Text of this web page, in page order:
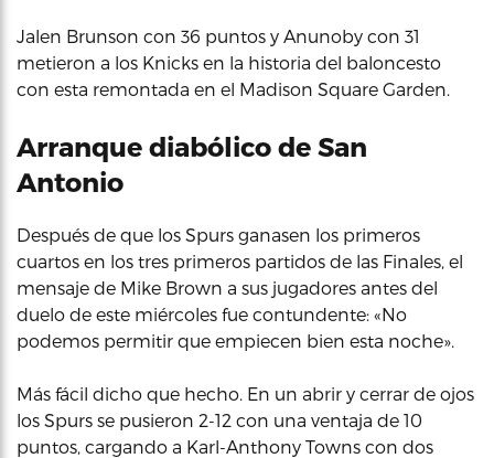
Jalen Brunson con 36 puntos y Anunoby con 31
metieron a los Knicks en la historia del baloncesto
con esta remontada en el Madison Square Garden.
Arranque diabólico de San
Antonio
Después de que los Spurs ganasen los primeros
cuartos en los tres primeros partidos de las Finales, el
mensaje de Mike Brown a sus jugadores antes del
duelo de este miércoles fue contundente: «No
podemos permitir que empiecen bien esta noche».
Más fácil dicho que hecho. En un abrir y cerrar de ojos
los Spurs se pusieron 2-12 con una ventaja de 10
puntos, cargando a Karl-Anthony Towns con dos